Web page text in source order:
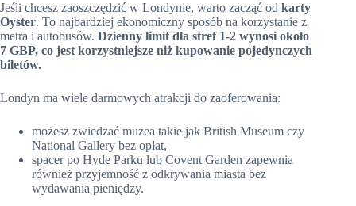
Jeśli chcesz zaoszczędzić w Londynie, warto zacząć od karty
Oyster. To najbardziej ekonomiczny sposób na korzystanie z
metra i autobusów. Dzienny limit dla stref 1-2 wynosi około
7 GBP, co jest korzystniejsze niż kupowanie pojedynczych
biletów.
Londyn ma wiele darmowych atrakcji do zaoferowania:
możesz zwiedzać muzea takie jak British Museum czy
National Gallery bez opłat,
spacer po Hyde Parku lub Covent Garden zapewnia
również przyjemność z odkrywania miasta bez
wydawania pieniędzy.